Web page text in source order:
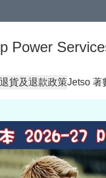
Power
退貨及退款政策Jetso 著